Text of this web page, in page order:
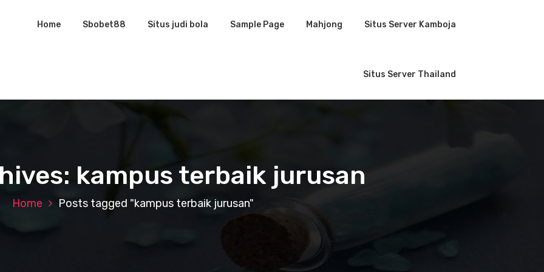
Home Sbobet88 Situs judi bola Sample Page Mahjong Situs Server Kamboja
Situs Server Thailand
kampus terbaik jurusan
Home Posts tagged "kampus terbaik jurusan"